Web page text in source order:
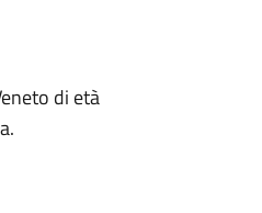
di età